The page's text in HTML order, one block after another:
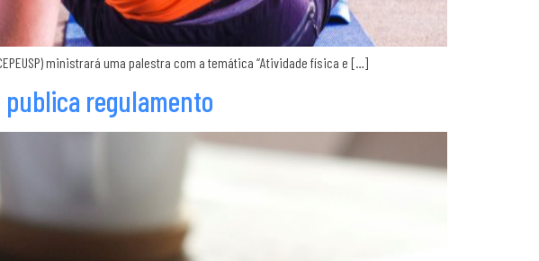
ministrará uma palestra com a temática “Atividade física e […]
publica regulamento